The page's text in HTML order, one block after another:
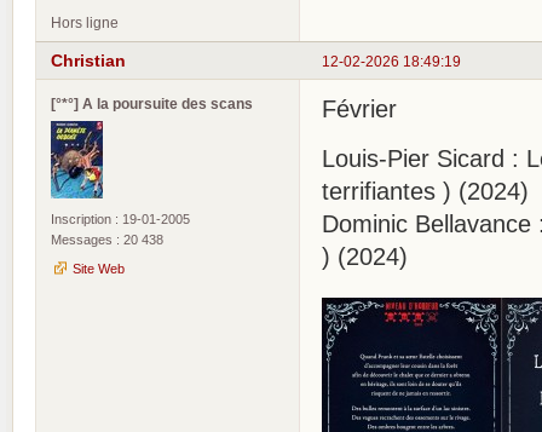
Hors ligne
12-02-2026 18:49:19
Christian
[°*°] A la poursuite des scans
Inscription : 19-01-2005
Messages : 20 438
Site Web
Février
Louis-Pier Sicard :
terrifiantes ) (2024)
Dominic
) (2024)